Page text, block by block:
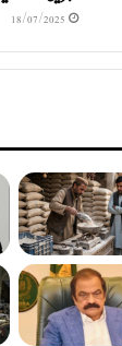
18/07/2025